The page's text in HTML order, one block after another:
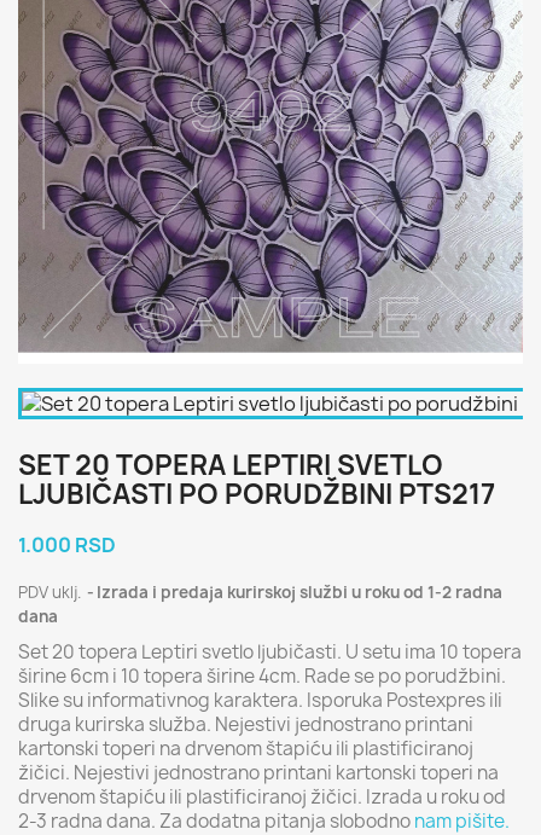
SET 20 TOPERA LEPTIRI SVETLO
LJUBIČASTI PO PORUDŽBINI PTS217
1.000 RSD
PDV uklj.
Izrada i predaja kurirskoj službi u roku od 1-2 radna
dana
Set 20 topera Leptiri svetlo ljubičasti. U setu ima 10 topera
širine 6cm i 10 topera širine 4cm. Rade se po porudžbini.
Slike su informativnog karaktera. Isporuka Postexpres ili
druga kurirska služba. Nejestivi jednostrano printani
kartonski toperi na drvenom štapiću ili plastificiranoj
žičici. Nejestivi jednostrano printani kartonski toperi na
drvenom štapiću ili plastificiranoj žičici. Izrada u roku od
2-3 radna dana. Za dodatna pitanja slobodnonam pišite.